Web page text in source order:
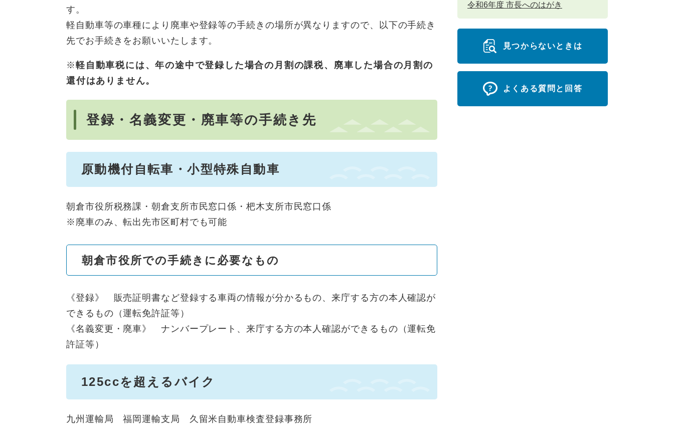
す。
軽自動車等の車種により廃車や登録等の手続きの場所が異なりますので、以下の手続き
先でお手続きをお願いいたします。
※軽自動車税には、年の途中で登録した場合の月割の課税、廃車した場合の月割の
還付はありません。
登録・名義変更・廃車等の手続き先
原動機付自転車・小型特殊自動車
朝倉市役所税務課・朝倉支所市民窓口係・杷木支所市民窓口係
※廃車のみ、転出先市区町村でも可能
朝倉市役所での手続きに必要なもの
《登録》 販売証明書など登録する車両の情報が分かるもの、来庁する方の本人確認が
できるもの（運転免許証等）
《名義変更・廃車》 ナンバープレート、来庁する方の本人確認ができるもの（運転免
許証等）
125ccを超えるバイク
九州運輸局 福岡運輸支局 久留米自動車検査登録事務所
令和6年度 市長へのはがき
見つからないときは
よくある質問と回答